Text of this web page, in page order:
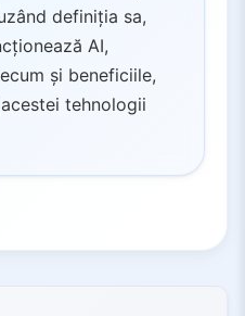
definiția sa,
AI,
și beneficiile,
tehnologii